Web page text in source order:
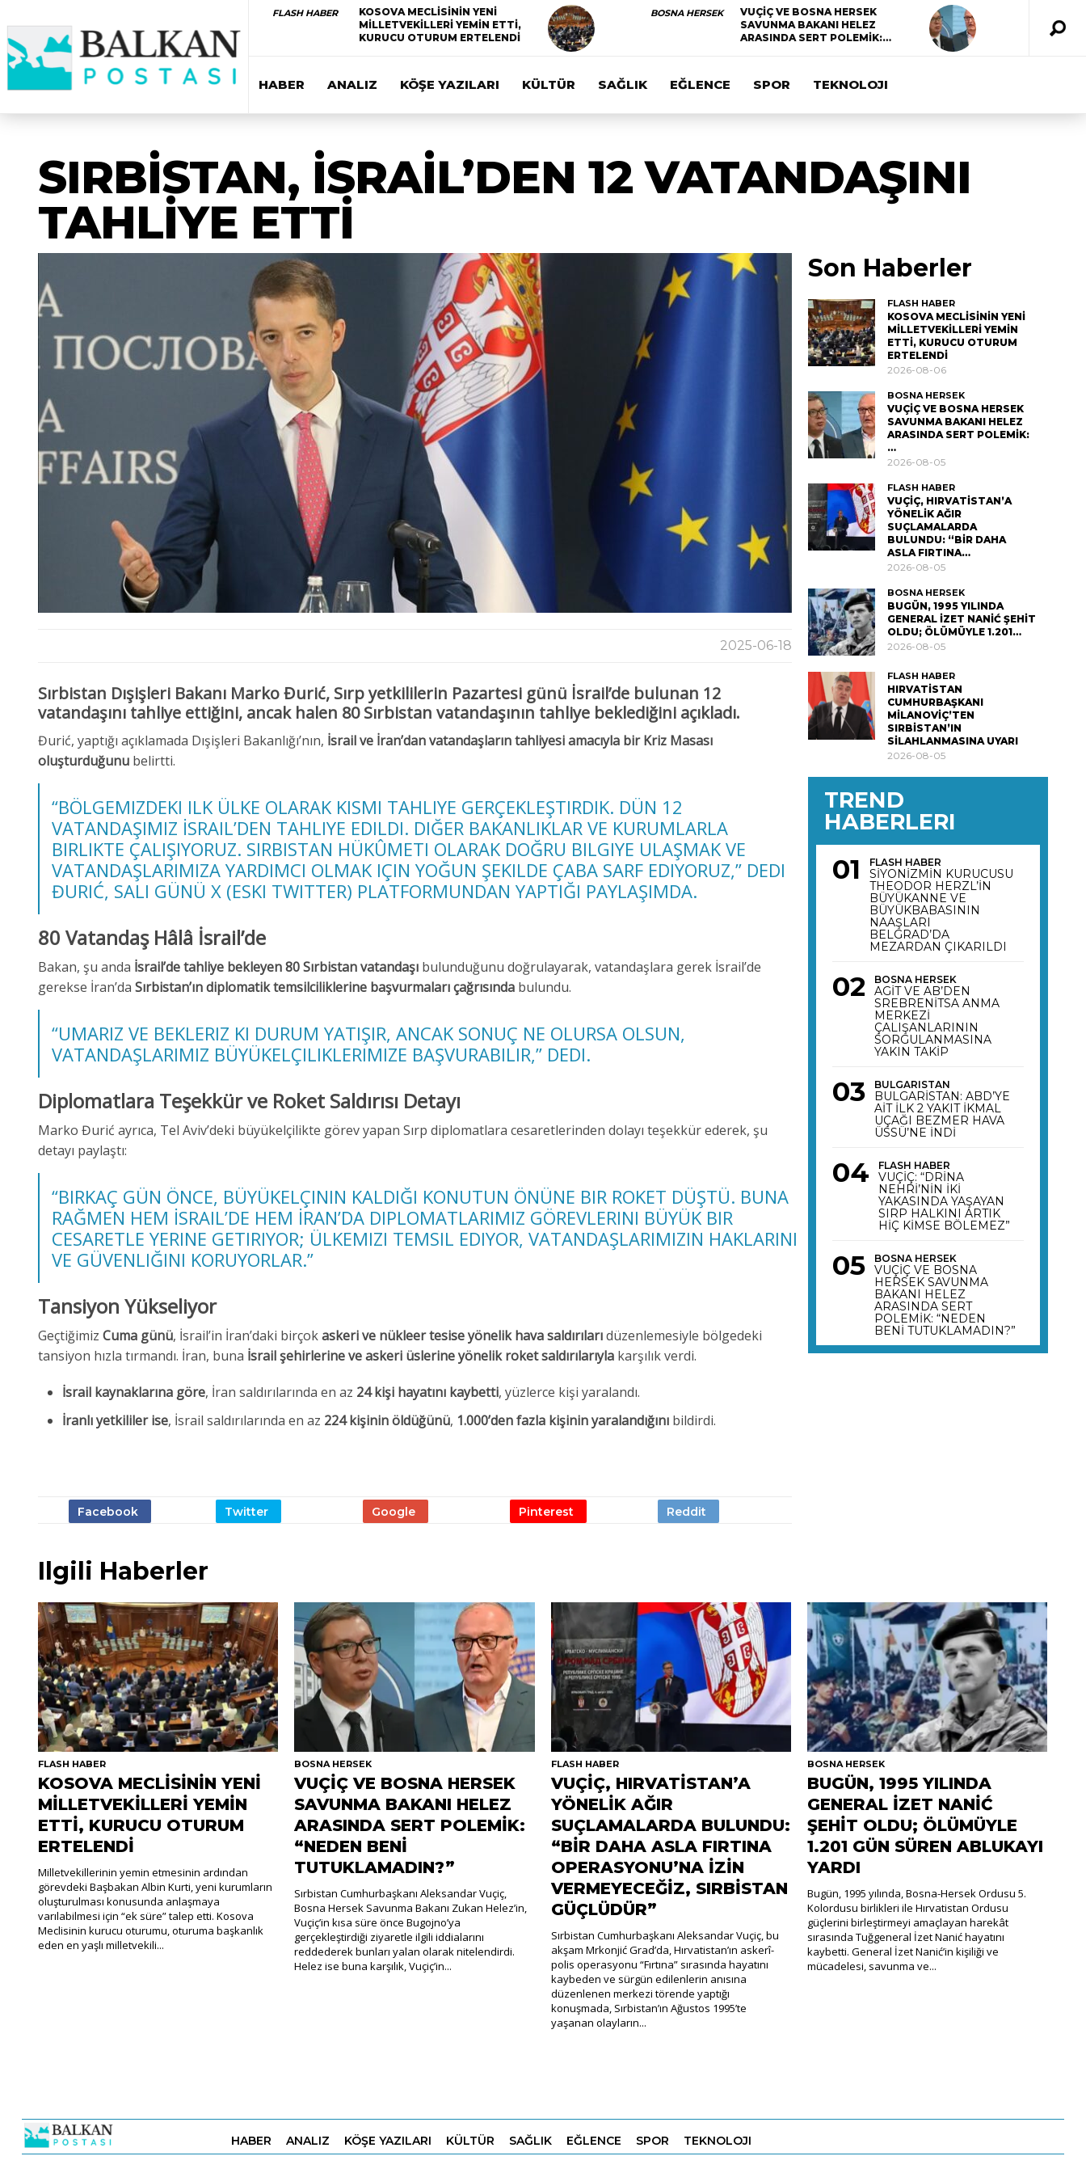
FLASH HABER
KOSOVA MECLİSİNİN YENİ
MİLLETVEKİLLERİ YEMİN ETTİ,
KURUCU OTURUM ERTELENDİ
BOSNA HERSEK
VUÇİÇ VE BOSNA HERSEK
SAVUNMA BAKANI HELEZ
ARASINDA SERT POLEMİK:…
HABER ANALIZ KÖŞE YAZILARI KÜLTÜR SAĞLIK EĞLENCE SPOR TEKNOLOJI
SIRBİSTAN, İSRAİL’DEN 12 VATANDAŞINI
TAHLİYE ETTİ
2025-06-18
Sırbistan Dışişleri Bakanı Marko Đurić, Sırp yetkililerin Pazartesi günü İsrail’de bulunan 12
vatandaşını tahliye ettiğini, ancak halen 80 Sırbistan vatandaşının tahliye beklediğini açıkladı.
Đurić, yaptığı açıklamada Dışişleri Bakanlığı’nın, İsrail ve İran’dan vatandaşların tahliyesi amacıyla bir Kriz Masası
oluşturduğunu belirtti.
“BÖLGEMIZDEKI ILK ÜLKE OLARAK KISMI TAHLIYE GERÇEKLEŞTIRDIK. DÜN 12
VATANDAŞIMIZ İSRAIL’DEN TAHLIYE EDILDI. DIĞER BAKANLIKLAR VE KURUMLARLA
BIRLIKTE ÇALIŞIYORUZ. SIRBISTAN HÜKÛMETI OLARAK DOĞRU BILGIYE ULAŞMAK VE
VATANDAŞLARIMIZA YARDIMCI OLMAK IÇIN YOĞUN ŞEKILDE ÇABA SARF EDIYORUZ,” DEDI
ĐURIĆ, SALI GÜNÜ X (ESKI TWITTER) PLATFORMUNDAN YAPTIĞI PAYLAŞIMDA.
80 Vatandaş Hâlâ İsrail’de
Bakan, şu anda İsrail’de tahliye bekleyen 80 Sırbistan vatandaşı bulunduğunu doğrulayarak, vatandaşlara gerek İsrail’de
gerekse İran’da Sırbistan’ın diplomatik temsilciliklerine başvurmaları çağrısında bulundu.
“UMARIZ VE BEKLERIZ KI DURUM YATIŞIR, ANCAK SONUÇ NE OLURSA OLSUN,
VATANDAŞLARIMIZ BÜYÜKELÇILIKLERIMIZE BAŞVURABILIR,” DEDI.
Diplomatlara Teşekkür ve Roket Saldırısı Detayı
Marko Đurić ayrıca, Tel Aviv’deki büyükelçilikte görev yapan Sırp diplomatlara cesaretlerinden dolayı teşekkür ederek, şu
detayı paylaştı:
“BIRKAÇ GÜN ÖNCE, BÜYÜKELÇININ KALDIĞI KONUTUN ÖNÜNE BIR ROKET DÜŞTÜ. BUNA
RAĞMEN HEM İSRAIL’DE HEM İRAN’DA DIPLOMATLARIMIZ GÖREVLERINI BÜYÜK BIR
CESARETLE YERINE GETIRIYOR; ÜLKEMIZI TEMSIL EDIYOR, VATANDAŞLARIMIZIN HAKLARINI
VE GÜVENLIĞINI KORUYORLAR.”
Tansiyon Yükseliyor
Geçtiğimiz Cuma günü, İsrail’in İran’daki birçokaskeri ve nükleer tesise yönelik hava saldırılarıdüzenlemesiyle bölgedeki
tansiyon hızla tırmandı. İran, buna İsrail şehirlerine ve askeri üslerine yönelik roket saldırılarıyla karşılık verdi.
İsrail kaynaklarına göre, İran saldırılarında en az 24 kişi hayatını kaybetti, yüzlerce kişi yaralandı.
İranlı yetkililer ise, İsrail saldırılarında en az 224 kişinin öldüğünü, 1.000’den fazla kişinin yaralandığını bildirdi.
Son Haberler
FLASH HABER
KOSOVA MECLİSİNİN YENİ
MİLLETVEKİLLERİ YEMİN
ETTİ, KURUCU OTURUM
ERTELENDİ
2026-08-06
BOSNA HERSEK
VUÇİÇ VE BOSNA HERSEK
SAVUNMA BAKANI HELEZ
ARASINDA SERT POLEMİK:
…
2026-08-05
FLASH HABER
VUÇİÇ, HIRVATİSTAN’A
YÖNELİK AĞIR
SUÇLAMALARDA
BULUNDU: “BİR DAHA
ASLA FIRTINA…
2026-08-05
BOSNA HERSEK
BUGÜN, 1995 YILINDA
GENERAL İZET NANİĆ ŞEHİT
OLDU; ÖLÜMÜYLE 1.201…
2026-08-05
FLASH HABER
HIRVATİSTAN
CUMHURBAŞKANI
MİLANOVİÇ’TEN
SIRBİSTAN’IN
SİLAHLANMASINA UYARI
2026-08-05
TREND
HABERLERI
FLASH HABER
SİYONİZMİN KURUCUSU
THEODOR HERZL’İN
BÜYÜKANNE VE
BÜYÜKBABASININ
NAAŞLARI
BELGRAD’DA
MEZARDAN ÇIKARILDI
BOSNA HERSEK
AGİT VE AB’DEN
SREBRENİTSA ANMA
MERKEZİ
ÇALIŞANLARININ
SORGULANMASINA
YAKIN TAKİP
BULGARISTAN
BULGARİSTAN: ABD’YE
AİT İLK 2 YAKIT İKMAL
UÇAĞI BEZMER HAVA
ÜSSÜ’NE İNDİ
FLASH HABER
VUÇİÇ: “DRİNA
NEHRİ’NİN İKİ
YAKASINDA YAŞAYAN
SIRP HALKINI ARTIK
HİÇ KİMSE BÖLEMEZ”
BOSNA HERSEK
VUÇİÇ VE BOSNA
HERSEK SAVUNMA
BAKANI HELEZ
ARASINDA SERT
POLEMİK: “NEDEN
BENİ TUTUKLAMADIN?”
Ilgili Haberler
FLASH HABER
KOSOVA MECLİSİNİN YENİ
MİLLETVEKİLLERİ YEMİN
ETTİ, KURUCU OTURUM
ERTELENDİ
Milletvekillerinin yemin etmesinin ardından
görevdeki Başbakan Albin Kurti, yeni kurumların
oluşturulması konusunda anlaşmaya
varılabilmesi için “ek süre” talep etti. Kosova
Meclisinin kurucu oturumu, oturuma başkanlık
eden en yaşlı milletvekili...
BOSNA HERSEK
VUÇİÇ VE BOSNA HERSEK
SAVUNMA BAKANI HELEZ
ARASINDA SERT POLEMİK:
“NEDEN BENİ
TUTUKLAMADIN?”
Sırbistan Cumhurbaşkanı Aleksandar Vuçiç,
Bosna Hersek Savunma Bakanı Zukan Helez’in,
Vuçiç’in kısa süre önce Bugojno’ya
gerçekleştirdiği ziyaretle ilgili iddialarını
reddederek bunları yalan olarak nitelendirdi.
Helez ise buna karşılık, Vuçiç’in...
FLASH HABER
VUÇİÇ, HIRVATİSTAN’A
YÖNELİK AĞIR
SUÇLAMALARDA BULUNDU:
“BİR DAHA ASLA FIRTINA
OPERASYONU’NA İZİN
VERMEYECEĞİZ, SIRBİSTAN
GÜÇLÜDÜR”
Sırbistan Cumhurbaşkanı Aleksandar Vuçiç, bu
akşam Mrkonjić Grad’da, Hırvatistan’ın askerî-
polis operasyonu “Fırtına” sırasında hayatını
kaybeden ve sürgün edilenlerin anısına
düzenlenen merkezi törende yaptığı
konuşmada, Sırbistan’ın Ağustos 1995’te
yaşanan olayların...
BOSNA HERSEK
BUGÜN, 1995 YILINDA
GENERAL İZET NANİĆ
ŞEHİT OLDU; ÖLÜMÜYLE
1.201 GÜN SÜREN ABLUKAYI
YARDI
Bugün, 1995 yılında, Bosna-Hersek Ordusu 5.
Kolordusu birlikleri ile Hırvatistan Ordusu
güçlerini birleştirmeyi amaçlayan harekât
sırasında Tuğgeneral İzet Nanić hayatını
kaybetti. General İzet Nanić’in kişiliği ve
mücadelesi, savunma ve...
HABER ANALIZ KÖŞE YAZILARI KÜLTÜR SAĞLIK EĞLENCE SPOR TEKNOLOJI